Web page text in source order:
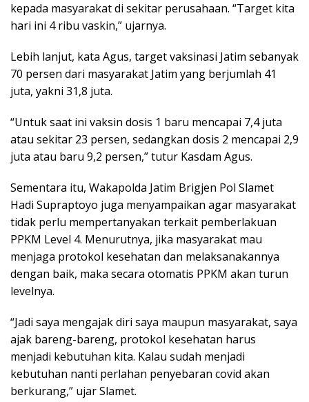
kepada masyarakat di sekitar perusahaan. “Target kita
hari ini 4 ribu vaskin,” ujarnya.
Lebih lanjut, kata Agus, target vaksinasi Jatim sebanyak
70 persen dari masyarakat Jatim yang berjumlah 41
juta, yakni 31,8 juta.
“Untuk saat ini vaksin dosis 1 baru mencapai 7,4 juta
atau sekitar 23 persen, sedangkan dosis 2 mencapai 2,9
juta atau baru 9,2 persen,” tutur Kasdam Agus.
Sementara itu, Wakapolda Jatim Brigjen Pol Slamet
Hadi Supraptoyo juga menyampaikan agar masyarakat
tidak perlu mempertanyakan terkait pemberlakuan
PPKM Level 4. Menurutnya, jika masyarakat mau
menjaga protokol kesehatan dan melaksanakannya
dengan baik, maka secara otomatis PPKM akan turun
levelnya.
“Jadi saya mengajak diri saya maupun masyarakat, saya
ajak bareng-bareng, protokol kesehatan harus
menjadi kebutuhan kita. Kalau sudah menjadi
kebutuhan nanti perlahan penyebaran covid akan
berkurang,” ujar Slamet.